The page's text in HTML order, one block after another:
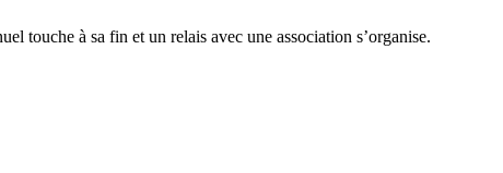
touche à sa fin et un relais avec une association s’organise.